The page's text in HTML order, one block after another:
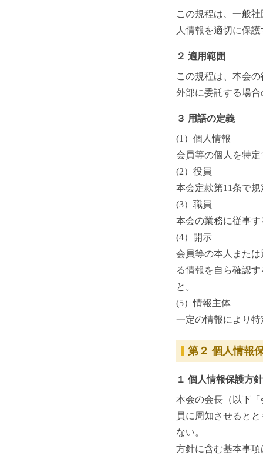
この規程は、一般
人情報を適切に保
２ 適用範囲
この規程は、本会
外部に委託する場
３ 用語の定義
(1）個人情報
会員等の個人を特
(2）役員
本会定款第11条で
(3）職員
本会の業務に従事
(4）開示
会員等の本人また
る情報を自ら確認
と。
(5）情報主体
一定の情報により
第２ 個人情報
１ 個人情報保護方
本会の会長（以下
員に周知させると
ない。
方針に含む基本事